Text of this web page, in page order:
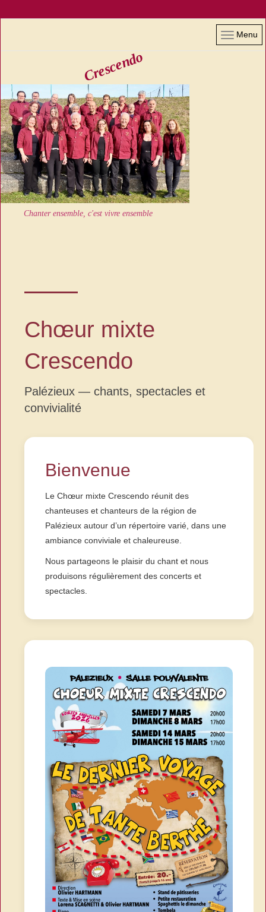
Menu
Crescendo
Chanter ensemble, c'est vivre ensemble
Chœur mixte
Crescendo
Palézieux — chants, spectacles et
convivialité
Bienvenue
Le Chœur mixte Crescendo réunit des
chanteuses et chanteurs de la région de
Palézieux autour d’un répertoire varié, dans une
ambiance conviviale et chaleureuse.
Nous partageons le plaisir du chant et nous
produisons régulièrement des concerts et
spectacles.